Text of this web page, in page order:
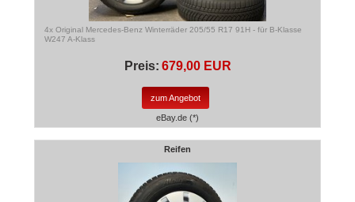
4x Original Mercedes-Benz Winterräder 205/55 R17 91H - für B-Klasse
W247 A-Klass
Preis: 679,00 EUR
zum Angebot
eBay.de (*)
Reifen